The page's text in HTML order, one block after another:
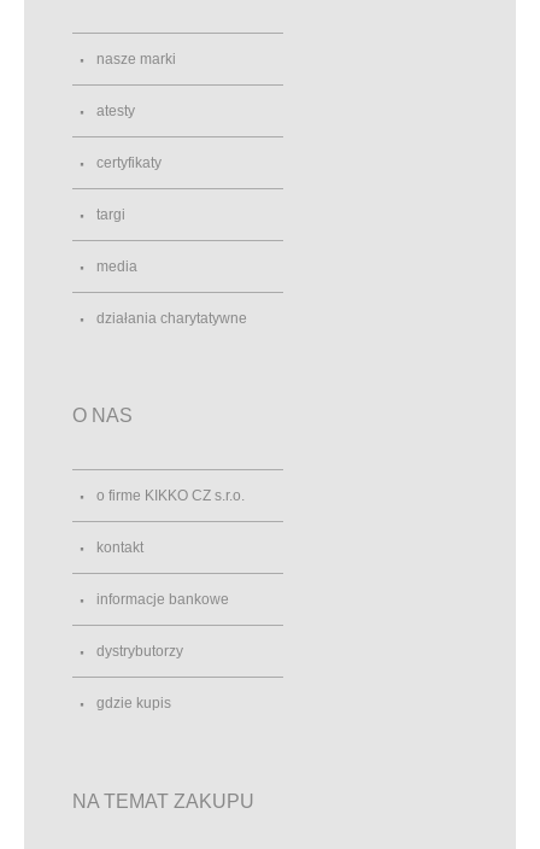
nasze marki
atesty
certyfikaty
targi
media
działania charytatywne
O NAS
o firme KIKKO CZ s.r.o.
kontakt
informacje bankowe
dystrybutorzy
gdzie kupis
NA TEMAT ZAKUPU